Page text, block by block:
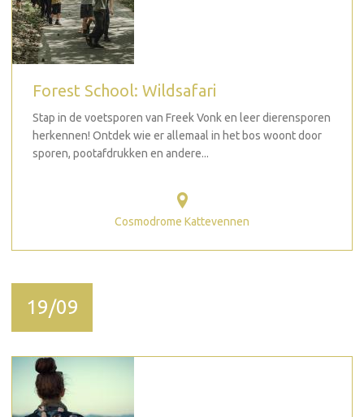
Forest School: Wildsafari
Stap in de voetsporen van Freek Vonk en leer dierensporen
herkennen! Ontdek wie er allemaal in het bos woont door
sporen, pootafdrukken en andere...
Cosmodrome Kattevennen
19/09